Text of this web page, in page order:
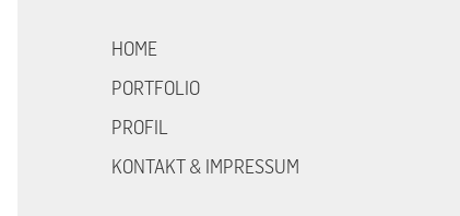
HOME
PORTFOLIO
PROFIL
KONTAKT & IMPRESSUM